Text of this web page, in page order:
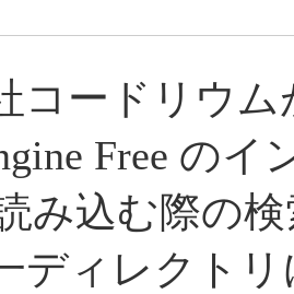
コードリウム
Free の
み込む際の
ディレクト